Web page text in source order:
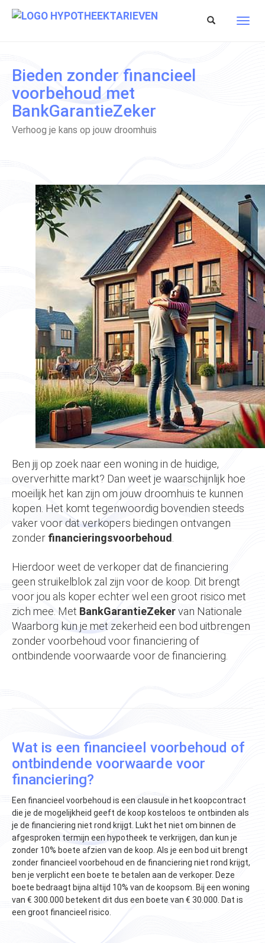
naar
Toon/verberg
Bieden zonder financieel
voorbehoud met
BankGarantieZeker
Verhoog je kans op jouw droomhuis
Ben jij op zoek naar een woning in de huidige,
oververhitte markt? Dan weet je waarschijnlijk hoe
moeilijk het kan zijn om jouw droomhuis te kunnen
kopen. Het komt tegenwoordig bovendien steeds
vaker voor dat verkopers biedingen ontvangen
zonder financieringsvoorbehoud
Hierdoor weet de verkoper dat de financiering
geen struikelblok zal zijn voor de koop. Dit brengt
voor jou als koper echter wel een groot risico met
zich mee. Met BankGarantieZekervan Nationale
Waarborg kun je met zekerheid een bod uitbrengen
zonder voorbehoud voor financiering of
ontbindende voorwaarde voor de financiering.
Wat is een financieel voorbehoud of
ontbindende voorwaarde voor
financiering?
Een financieel voorbehoud is een clausule in het koopcontract
die je de mogelijkheid geeft de koop kosteloos te ontbinden als
je de financiering niet rond krijgt. Lukt het niet om binnen de
afgesproken termijn een hypotheek te verkrijgen, dan kun je
zonder 10% boete afzien van de koop. Als je een bod uit brengt
zonder financieel voorbehoud en de financiering niet rond krijgt,
ben je verplicht een boete te betalen aan de verkoper. Deze
boete bedraagt bijna altijd 10% van de koopsom. Bij een woning
van € 300.000 betekent dit dus een boete van € 30.000. Dat is
een groot financieel risico.